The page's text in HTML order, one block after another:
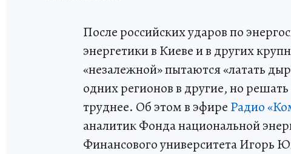
После российских ударов по
энергетики в Киеве и в других
«незалежной» пытаются «латать
одних регионов в другие, но
труднее. Об этом в эфире Радио
аналитик Фонда национальной
Финансового университета Игорь